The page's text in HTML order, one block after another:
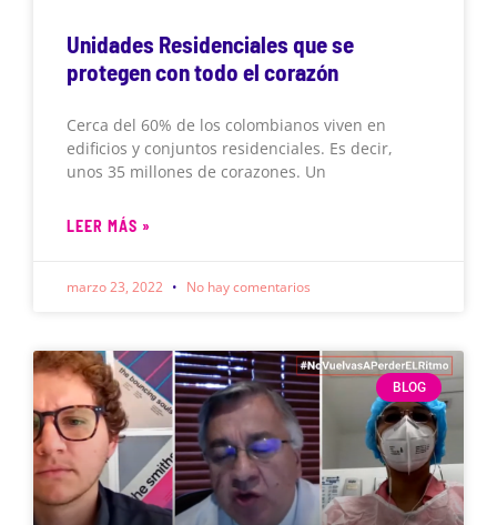
Unidades Residenciales que se
protegen con todo el corazón
Cerca del 60% de los colombianos viven en
edificios y conjuntos residenciales. Es decir,
unos 35 millones de corazones. Un
LEER MÁS »
marzo 23, 2022 No hay comentarios
BLOG